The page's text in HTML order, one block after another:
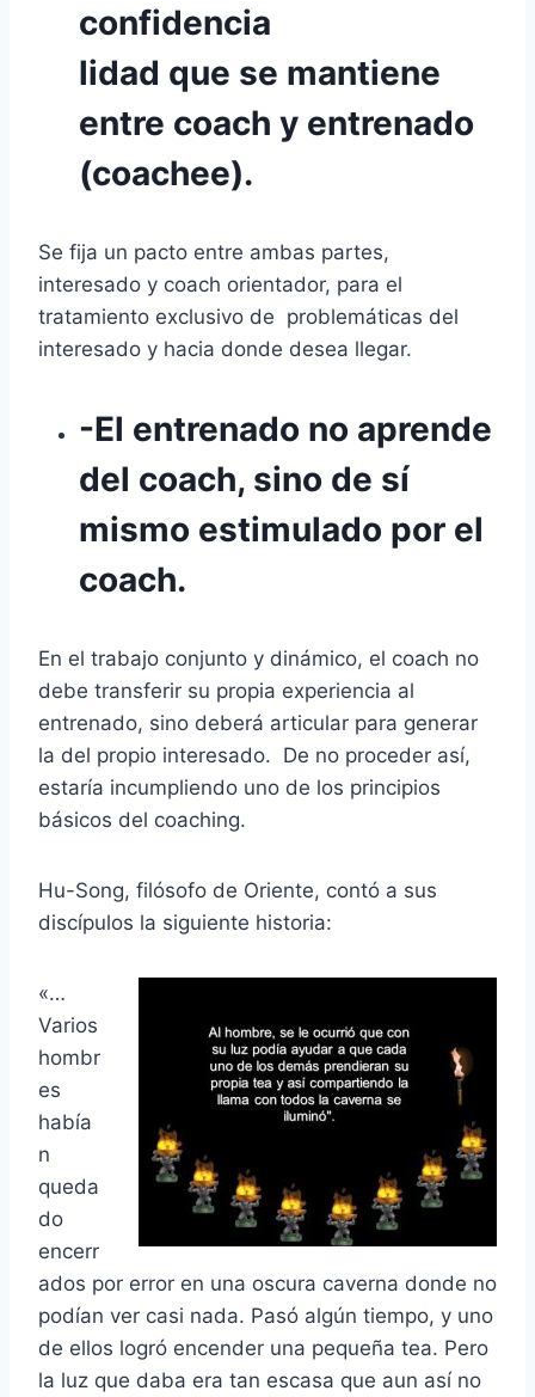
confidencia
lidad que se mantiene
entre coach y entrenado
(coachee).
Se fija un pacto entre ambas partes,
interesado y coach orientador, para el
tratamiento exclusivo de problemáticas del
interesado y hacia donde desea llegar.
-El entrenado no aprende
del coach, sino de sí
mismo estimulado por el
coach.
En el trabajo conjunto y dinámico, el coach no
debe transferir su propia experiencia al
entrenado, sino deberá articular para generar
la del propio interesado. De no proceder así,
estaría incumpliendo uno de los principios
básicos del coaching.
Hu-Song, filósofo de Oriente, contó a sus
discípulos la siguiente historia:
«…
Varios
hombr
es
había
n
queda
do
encerr
ados por error en una oscura caverna donde no
podían ver casi nada. Pasó algún tiempo, y uno
de ellos logró encender una pequeña tea. Pero
la luz que daba era tan escasa que aun así no